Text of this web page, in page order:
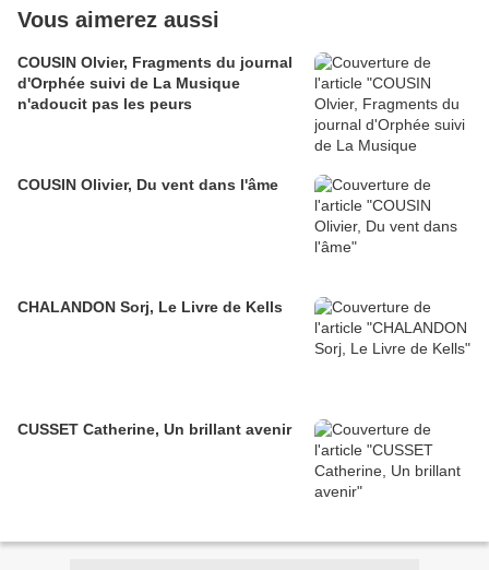
Vous aimerez aussi
COUSIN Olvier, Fragments du journal
d'Orphée suivi de La Musique
n'adoucit pas les peurs
COUSIN Olivier, Du vent dans l'âme
CHALANDON Sorj, Le Livre de Kells
CUSSET Catherine, Un brillant avenir